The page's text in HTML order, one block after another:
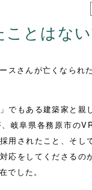
ことはな
スさんが亡くなられ
でもある建築家と親
岐阜県各務原市の
用されたこと、そし
応をしてくださるの
でした。